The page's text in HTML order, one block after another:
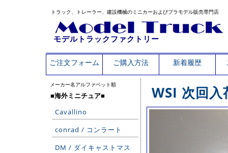
トラック、トレーラー、建設機械のミニカーおよびプラモデル販売専門店
モデルトラックファクトリー
ご注文フォーム ご購入方法 新着履歴
メーカー名アルファベット順
■海外ミニチュア■
Cavallino
conrad / コンラート
DM / ダイキャストマス
WSI 次回